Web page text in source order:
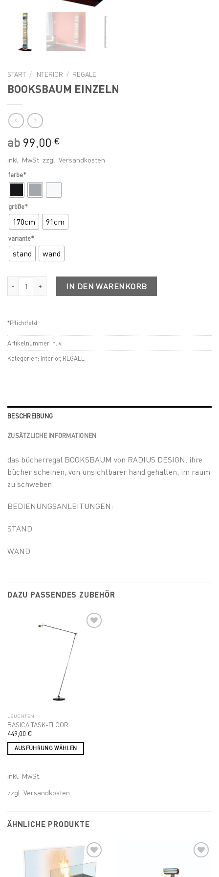
START / INTERIOR / REGALE
BOOKSBAUM EINZELN
ab 99,00 €
inkl. MwSt. zzgl. Versandkosten
farbe*
größe*
170cm 91cm
variante*
stand wand
BOOKSBAUM EINZELN MengeIN DEN WARENKORB
*Pflichtfeld
Artikelnummer: n. v.
Kategorien: Interior, REGALE
BESCHREIBUNG
ZUSÄTZLICHE INFORMATIONEN
das bücherregal BOOKSBAUM von RADIUS DESIGN. ihre
bücher scheinen, von unsichtbarer hand gehalten, im raum
zu schweben.
BEDIENUNGSANLEITUNGEN:
STAND
WAND
DAZU PASSENDES ZUBEHÖR
LEUCHTEN
BASICA TASK-FLOOR
449,00 €
AUSFÜHRUNG WÄHLEN
weist
mehrere
Die
inkl. MwSt.
zzgl. Versandkosten
ÄHNLICHE PRODUKTE